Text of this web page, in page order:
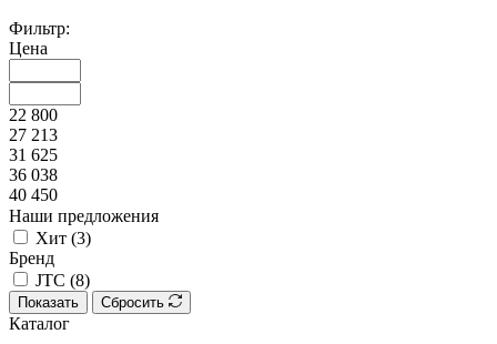
Фильтр:
Цена
22 800
27 213
31 625
36 038
40 450
Наши предложения
Хит (3)
Бренд
JTC (8)
Показать Сбросить
Каталог